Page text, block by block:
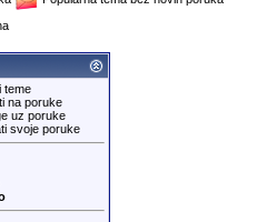
teme
na poruke
uz poruke
svoje poruke